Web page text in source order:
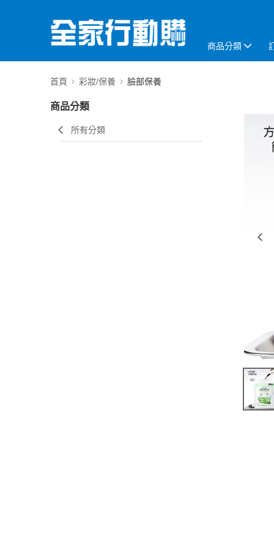
商品分類
首頁 彩妝/保養 臉部保養
商品分類
所有分類